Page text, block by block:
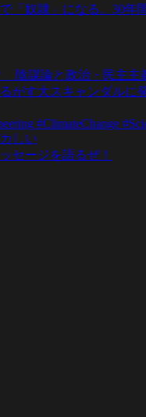
「奴隷」になる。30
謀論と政治・民主主
がす大スキャンダル
#ClimateChange
しい
セージを語るぜ！